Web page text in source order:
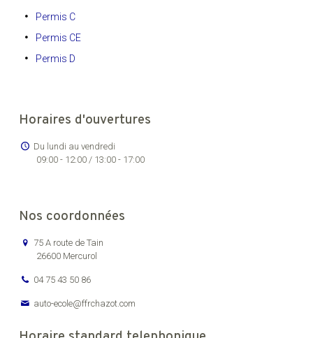
Permis C
Permis CE
Permis D
Horaires d'ouvertures
Du lundi au vendredi
09:00 - 12:00 / 13:00 - 17:00
Nos coordonnées
75 A route de Tain
26600 Mercurol
04 75 43 50 86
auto-ecole@ffrchazot.com